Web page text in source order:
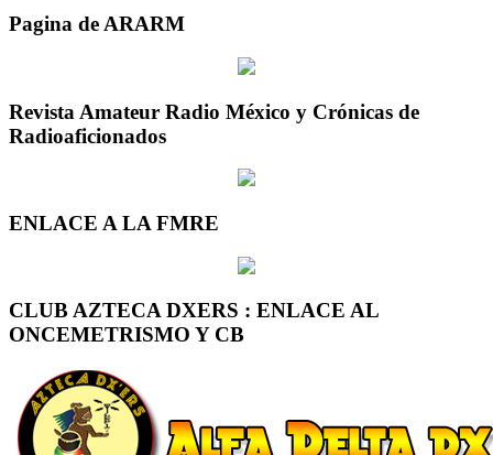
Pagina de ARARM
Revista Amateur Radio México y Crónicas de
Radioaficionados
ENLACE A LA FMRE
CLUB AZTECA DXERS : ENLACE AL
ONCEMETRISMO Y CB